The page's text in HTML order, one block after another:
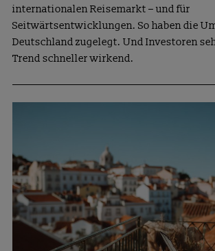
internationalen Reisemarkt – und für
Seitwärtsentwicklungen. So haben die
Deutschland zugelegt. Und Investoren
Trend schneller wirkend.